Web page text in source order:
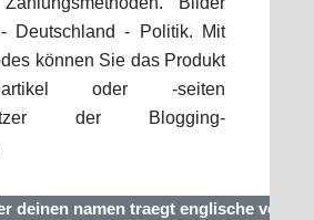
Deutschland - Politik. Mit
können Sie das Produkt
oder -seiten
der Blogging-
deinen namen traegt englische